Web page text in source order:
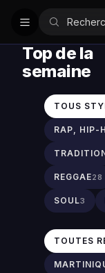
Top de la
semaine
TOUS
RAP, HIP-
REGGAE28
SOUL3
TOUTES